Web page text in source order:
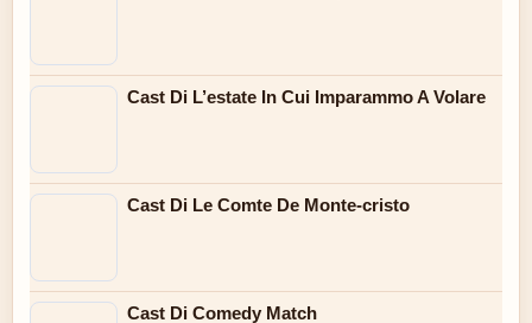
Cast Di L’estate In Cui Imparammo A Volare
Cast Di Le Comte De Monte-cristo
Cast Di Comedy Match